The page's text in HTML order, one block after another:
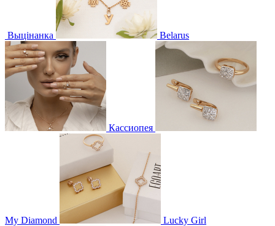
Выцінанка Belarus
Кассиопея
My Diamond Lucky Girl